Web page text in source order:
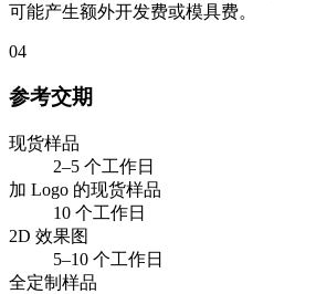
可能产生额外开发费或模具费。
04
参考交期
现货样品
2–5 个工作日
加 Logo 的现货样品
10 个工作日
2D 效果图
5–10 个工作日
全定制样品